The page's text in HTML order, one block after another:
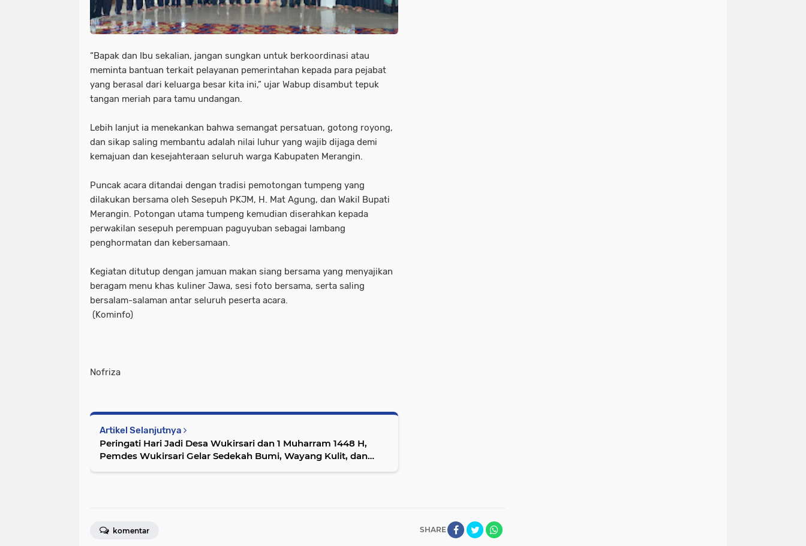
“Bapak dan Ibu sekalian, jangan sungkan untuk berkoordinasi atau
meminta bantuan terkait pelayanan pemerintahan kepada para pejabat
yang berasal dari keluarga besar kita ini,” ujar Wabup disambut tepuk
tangan meriah para tamu undangan.
Lebih lanjut ia menekankan bahwa semangat persatuan, gotong royong,
dan sikap saling membantu adalah nilai luhur yang wajib dijaga demi
kemajuan dan kesejahteraan seluruh warga Kabupaten Merangin.
Puncak acara ditandai dengan tradisi pemotongan tumpeng yang
dilakukan bersama oleh Sesepuh PKJM, H. Mat Agung, dan Wakil Bupati
Merangin. Potongan utama tumpeng kemudian diserahkan kepada
perwakilan sesepuh perempuan paguyuban sebagai lambang
penghormatan dan kebersamaan.
Kegiatan ditutup dengan jamuan makan siang bersama yang menyajikan
beragam menu khas kuliner Jawa, sesi foto bersama, serta saling
bersalam-salaman antar seluruh peserta acara.
(Kominfo)
Nofriza
Artikel Selanjutnya
Peringati Hari Jadi Desa Wukirsari dan 1 Muharram 1448 H,
Pemdes Wukirsari Gelar Sedekah Bumi, Wayang Kulit, dan
SHARE
komentar